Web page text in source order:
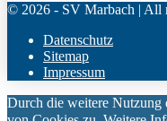
© 2026 - SV Marbach | All
Datenschutz
Sitemap
Impressum
Durch die weitere Nutzung